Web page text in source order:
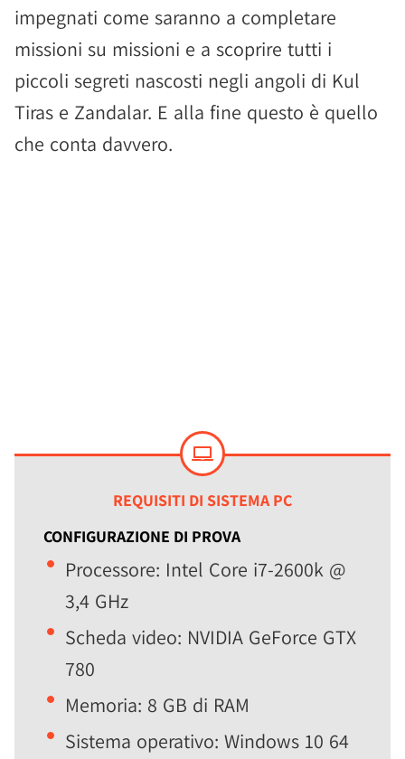
impegnati come saranno a completare
missioni su missioni e a scoprire tutti i
piccoli segreti nascosti negli angoli di Kul
Tiras e Zandalar. E alla fine questo è quello
che conta davvero.
REQUISITI DI SISTEMA PC
CONFIGURAZIONE DI PROVA
Processore: Intel Core i7-2600k @
3,4 GHz
Scheda video: NVIDIA GeForce GTX
780
Memoria: 8 GB di RAM
Sistema operativo: Windows 10 64